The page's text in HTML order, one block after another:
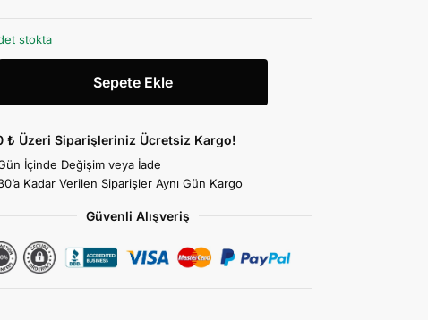
stokta
Sepete Ekle
₺ Üzeri Siparişleriniz Ücretsiz Kargo!
İçinde Değişim veya İade
Kadar Verilen Siparişler Aynı Gün Kargo
Güvenli Alışveriş